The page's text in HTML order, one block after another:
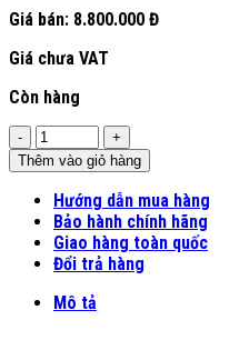
Giá bán: 8.800.000 Đ
Giá chưa VAT
Còn hàng
Số
lượng
Thêm vào giỏ hàng
Hướng dẫn mua hàng
Bảo hành chính hãng
Giao hàng toàn quốc
Đổi trả hàng
Mô tả